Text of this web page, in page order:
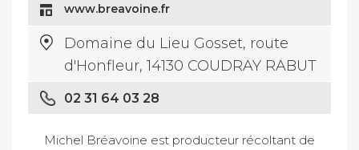
www.breavoine.fr
Domaine du Lieu Gosset, route
d'Honfleur, 14130 COUDRAY RABUT
02 31 64 03 28
Michel Bréavoine est producteur récoltant de